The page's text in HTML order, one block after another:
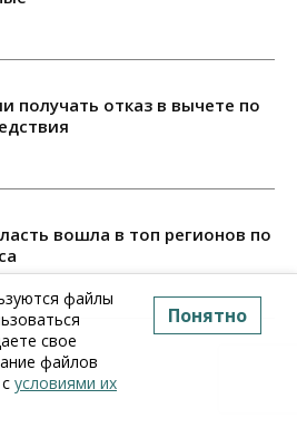
получать отказ в вычете по
вошла в топ регионов по
файлы
свое
файлов
условиями их
Понятно